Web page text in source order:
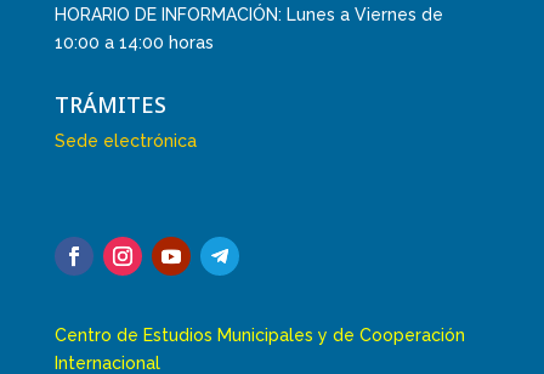
HORARIO DE INFORMACIÓN: Lunes a Viernes de
10:00 a 14:00 horas
TRÁMITES
Sede electrónica
Centro de Estudios Municipales y de Cooperación
Internacional